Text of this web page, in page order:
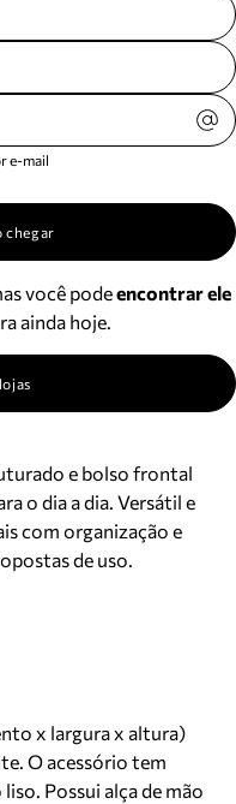
e-mail
chegar
você podeencontrar ele
ainda hoje.
e bolso frontal
o dia a dia. Versátil e
com organização e
de uso.
x largura x altura)
O acessório tem
Possui alça de mão